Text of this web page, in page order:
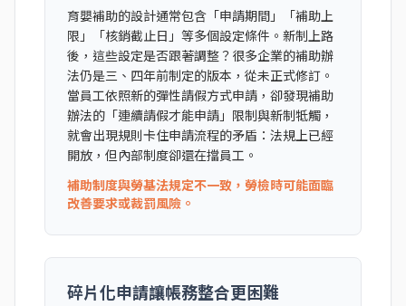
育嬰補助的設計通常包含「申請期間」「補助上
限」「核銷截止日」等多個設定條件。新制上路
後，這些設定是否跟著調整？很多企業的補助辦
法仍是三、四年前制定的版本，從未正式修訂。
當員工依照新的彈性請假方式申請，卻發現補助
辦法的「連續請假才能申請」限制與新制牴觸，
就會出現規則卡住申請流程的矛盾：法規上已經
開放，但內部制度卻還在擋員工。
補助制度與勞基法規定不一致，勞檢時可能面臨
改善要求或裁罰風險。
碎片化申請讓帳務整合更困難